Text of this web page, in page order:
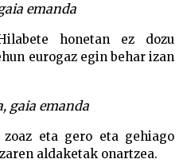
emanda
honetan ez dozu
eurogaz egin behar izan
gaia emanda
eta gero eta gehiago
aldaketak onartzea.